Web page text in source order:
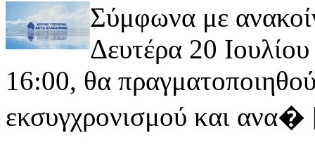
Σύμφωνα με
Δευτέρα 20
16:00, θα
εκσυγχρονισμού και